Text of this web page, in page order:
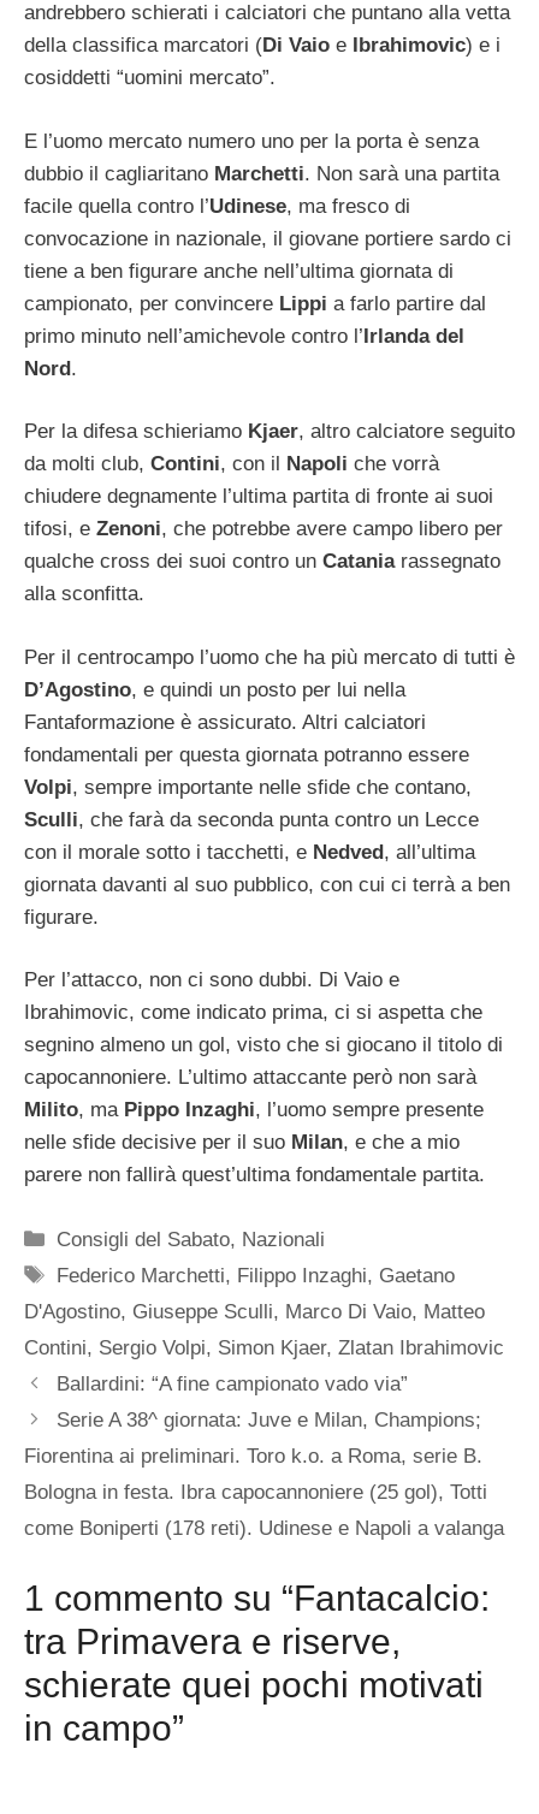
andrebbero schierati i calciatori che puntano alla vetta
della classifica marcatori (Di Vaio e Ibrahimovic) e i
cosiddetti “uomini mercato”.
E l’uomo mercato numero uno per la porta è senza
dubbio il cagliaritano Marchetti. Non sarà una partita
facile quella contro l’Udinese, ma fresco di
convocazione in nazionale, il giovane portiere sardo ci
tiene a ben figurare anche nell’ultima giornata di
campionato, per convincere Lippi a farlo partire dal
primo minuto nell’amichevole contro l’Irlanda del
Nord.
Per la difesa schieriamo Kjaer, altro calciatore seguito
da molti club, Contini, con il Napoli che vorrà
chiudere degnamente l’ultima partita di fronte ai suoi
tifosi, e Zenoni, che potrebbe avere campo libero per
qualche cross dei suoi contro un Catania rassegnato
alla sconfitta.
Per il centrocampo l’uomo che ha più mercato di tutti è
D’Agostino, e quindi un posto per lui nella
Fantaformazione è assicurato. Altri calciatori
fondamentali per questa giornata potranno essere
Volpi, sempre importante nelle sfide che contano,
Sculli, che farà da seconda punta contro un Lecce
con il morale sotto i tacchetti, e Nedved, all’ultima
giornata davanti al suo pubblico, con cui ci terrà a ben
figurare.
Per l’attacco, non ci sono dubbi. Di Vaio e
Ibrahimovic, come indicato prima, ci si aspetta che
segnino almeno un gol, visto che si giocano il titolo di
capocannoniere. L’ultimo attaccante però non sarà
Milito, ma Pippo Inzaghi, l’uomo sempre presente
nelle sfide decisive per il suo Milan, e che a mio
parere non fallirà quest’ultima fondamentale partita.
Categorie
Consigli del Sabato, Nazionali
Tag
Federico Marchetti, Filippo Inzaghi, Gaetano
D'Agostino, Giuseppe Sculli, Marco Di Vaio, Matteo
Contini, Sergio Volpi, Simon Kjaer, Zlatan Ibrahimovic
Ballardini: “A fine campionato vado via”
Serie A 38^ giornata: Juve e Milan, Champions;
Fiorentina ai preliminari. Toro k.o. a Roma, serie B.
Bologna in festa. Ibra capocannoniere (25 gol), Totti
come Boniperti (178 reti). Udinese e Napoli a valanga
1 commento su “Fantacalcio:
tra Primavera e riserve,
schierate quei pochi motivati
in campo”